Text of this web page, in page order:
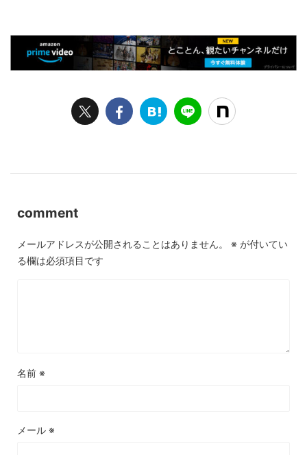
comment
メールアドレスが公開されることはありません。 ※ が付いてい
る欄は必須項目です
名前 ※
メール ※